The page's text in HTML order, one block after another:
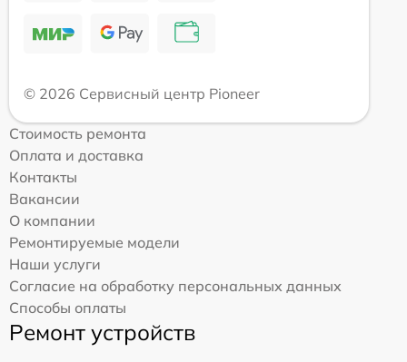
© 2026 Сервисный центр Pioneer
Стоимость ремонта
Оплата и доставка
Контакты
Вакансии
О компании
Ремонтируемые модели
Наши услуги
Согласие на обработку персональных данных
Способы оплаты
Ремонт устройств